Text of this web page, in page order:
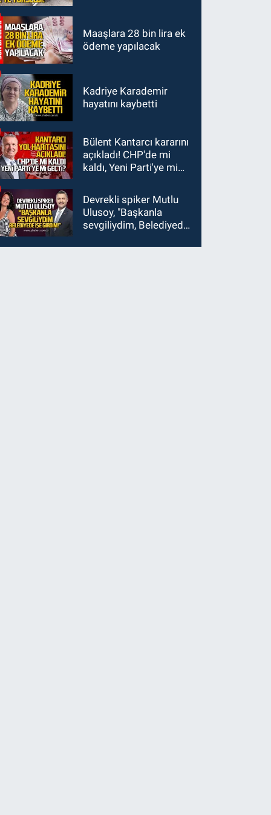
Maaşlara 28 bin lira ek
ödeme yapılacak
Kadriye Karademir
hayatını kaybetti
Bülent Kantarcı kararını
açıkladı! CHP'de mi
kaldı, Yeni Parti'ye mi
Devrekli spiker Mutlu
Ulusoy, "Başkanla
sevgiliydim, Belediyede